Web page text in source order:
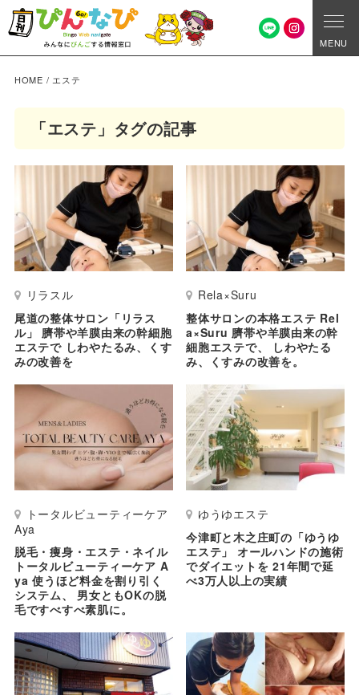
MENU
HOME / エステ
「エステ」タグの記事
リラスル
尾道の整体サロン「リラス
ル」 臍帯や羊膜由来の幹細胞
エステで しわやたるみ、くす
みの改善を
Rela×Suru
整体サロンの本格エステ Rel
a×Suru 臍帯や羊膜由来の幹
細胞エステで、 しわやたる
み、くすみの改善を。
トータルビューティーケア
Aya
脱毛・痩身・エステ・ネイル
トータルビューティーケア A
ya 使うほど料金を割り引く
システム、 男女ともOKの脱
毛ですべすべ素肌に。
ゆうゆエステ
今津町と木之庄町の「ゆうゆ
エステ」 オールハンドの施術
でダイエットを 21年間で延
べ3万人以上の実績